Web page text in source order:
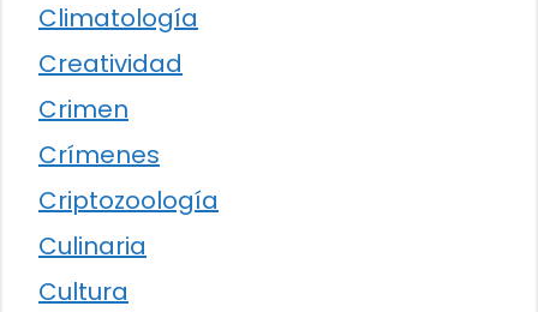
Climatología
Creatividad
Crimen
Crímenes
Criptozoología
Culinaria
Cultura